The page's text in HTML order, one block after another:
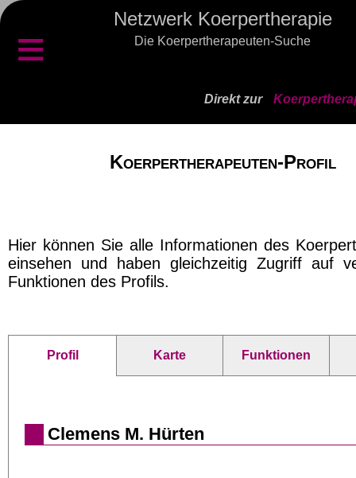
Netzwerk Koerpertherapie
Die Koerpertherapeuten-Suche
≡
Direkt zur
Koerpertherapeuten-Profil
Hier können Sie alle Informationen des
einsehen und haben gleichzeitig Zugriff auf
Funktionen des Profils.
Profil Karte Funktionen
Clemens M. Hürten